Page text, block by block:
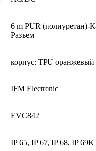
6 m PUR (полиуретан)-
Разъем
корпус: TPU оранжевый
IFM Electronic
EVC842
IP 65, IP 67, IP 68, IP 69K